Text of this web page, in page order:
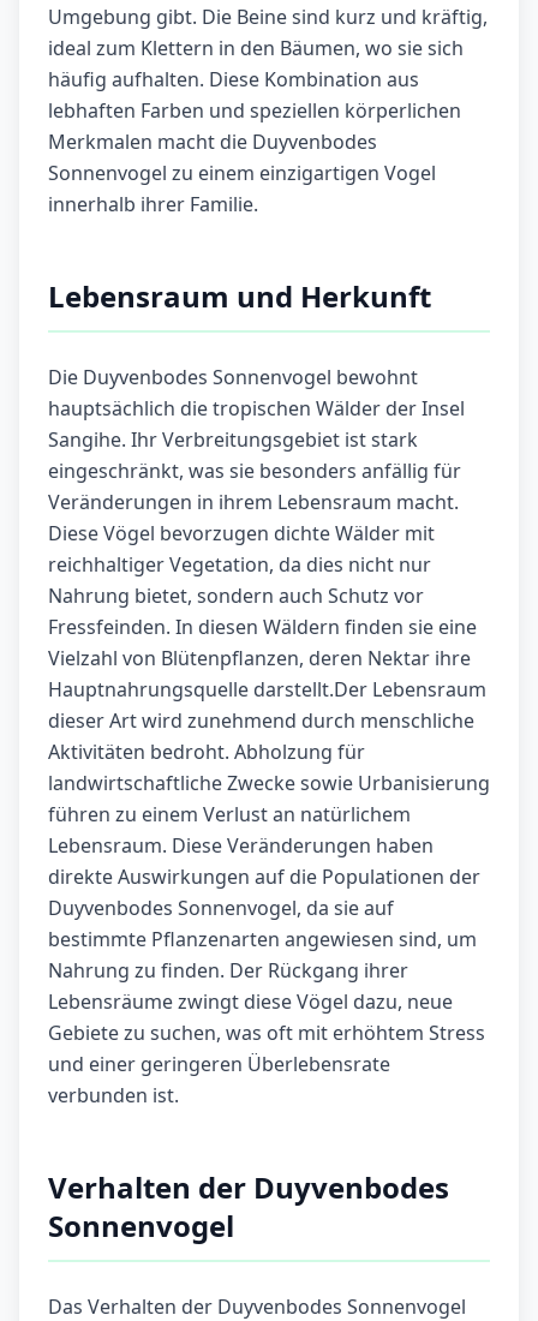
Umgebung gibt. Die Beine sind kurz und kräftig,
ideal zum Klettern in den Bäumen, wo sie sich
häufig aufhalten. Diese Kombination aus
lebhaften Farben und speziellen körperlichen
Merkmalen macht die Duyvenbodes
Sonnenvogel zu einem einzigartigen Vogel
innerhalb ihrer Familie.
Lebensraum und Herkunft
Die Duyvenbodes Sonnenvogel bewohnt
hauptsächlich die tropischen Wälder der Insel
Sangihe. Ihr Verbreitungsgebiet ist stark
eingeschränkt, was sie besonders anfällig für
Veränderungen in ihrem Lebensraum macht.
Diese Vögel bevorzugen dichte Wälder mit
reichhaltiger Vegetation, da dies nicht nur
Nahrung bietet, sondern auch Schutz vor
Fressfeinden. In diesen Wäldern finden sie eine
Vielzahl von Blütenpflanzen, deren Nektar ihre
Hauptnahrungsquelle darstellt.Der Lebensraum
dieser Art wird zunehmend durch menschliche
Aktivitäten bedroht. Abholzung für
landwirtschaftliche Zwecke sowie Urbanisierung
führen zu einem Verlust an natürlichem
Lebensraum. Diese Veränderungen haben
direkte Auswirkungen auf die Populationen der
Duyvenbodes Sonnenvogel, da sie auf
bestimmte Pflanzenarten angewiesen sind, um
Nahrung zu finden. Der Rückgang ihrer
Lebensräume zwingt diese Vögel dazu, neue
Gebiete zu suchen, was oft mit erhöhtem Stress
und einer geringeren Überlebensrate
verbunden ist.
Verhalten der Duyvenbodes
Sonnenvogel
Das Verhalten der Duyvenbodes Sonnenvogel